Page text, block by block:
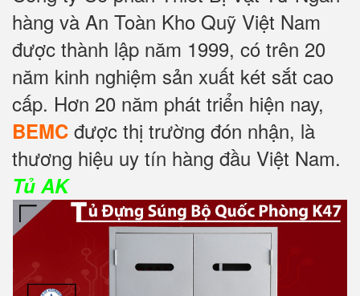
hàng và An Toàn Kho Quỹ Việt Nam
được thành lập năm 1999, có trên 20
năm kinh nghiệm sản xuất két sắt cao
cấp. Hơn 20 năm phát triển hiện nay,
BEMC được thị trường đón nhận, là
thương hiệu uy tín hàng đầu Việt Nam.
Tủ AK